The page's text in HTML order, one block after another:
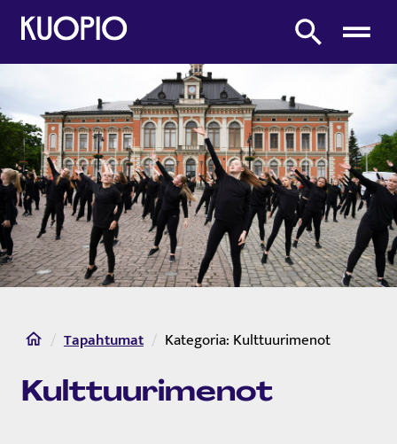
Etusivulle
Etsi sivustolta
Etusivu
Tapahtumat Kategoria: Kulttuurimenot
Kulttuurimenot